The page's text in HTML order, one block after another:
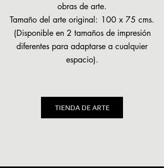
obras de arte.
Tamaño del arte original: 100 x 75 cms.
(Disponible en 2 tamaños de impresión
diferentes para adaptarse a cualquier
espacio).
TIENDA DE ARTE